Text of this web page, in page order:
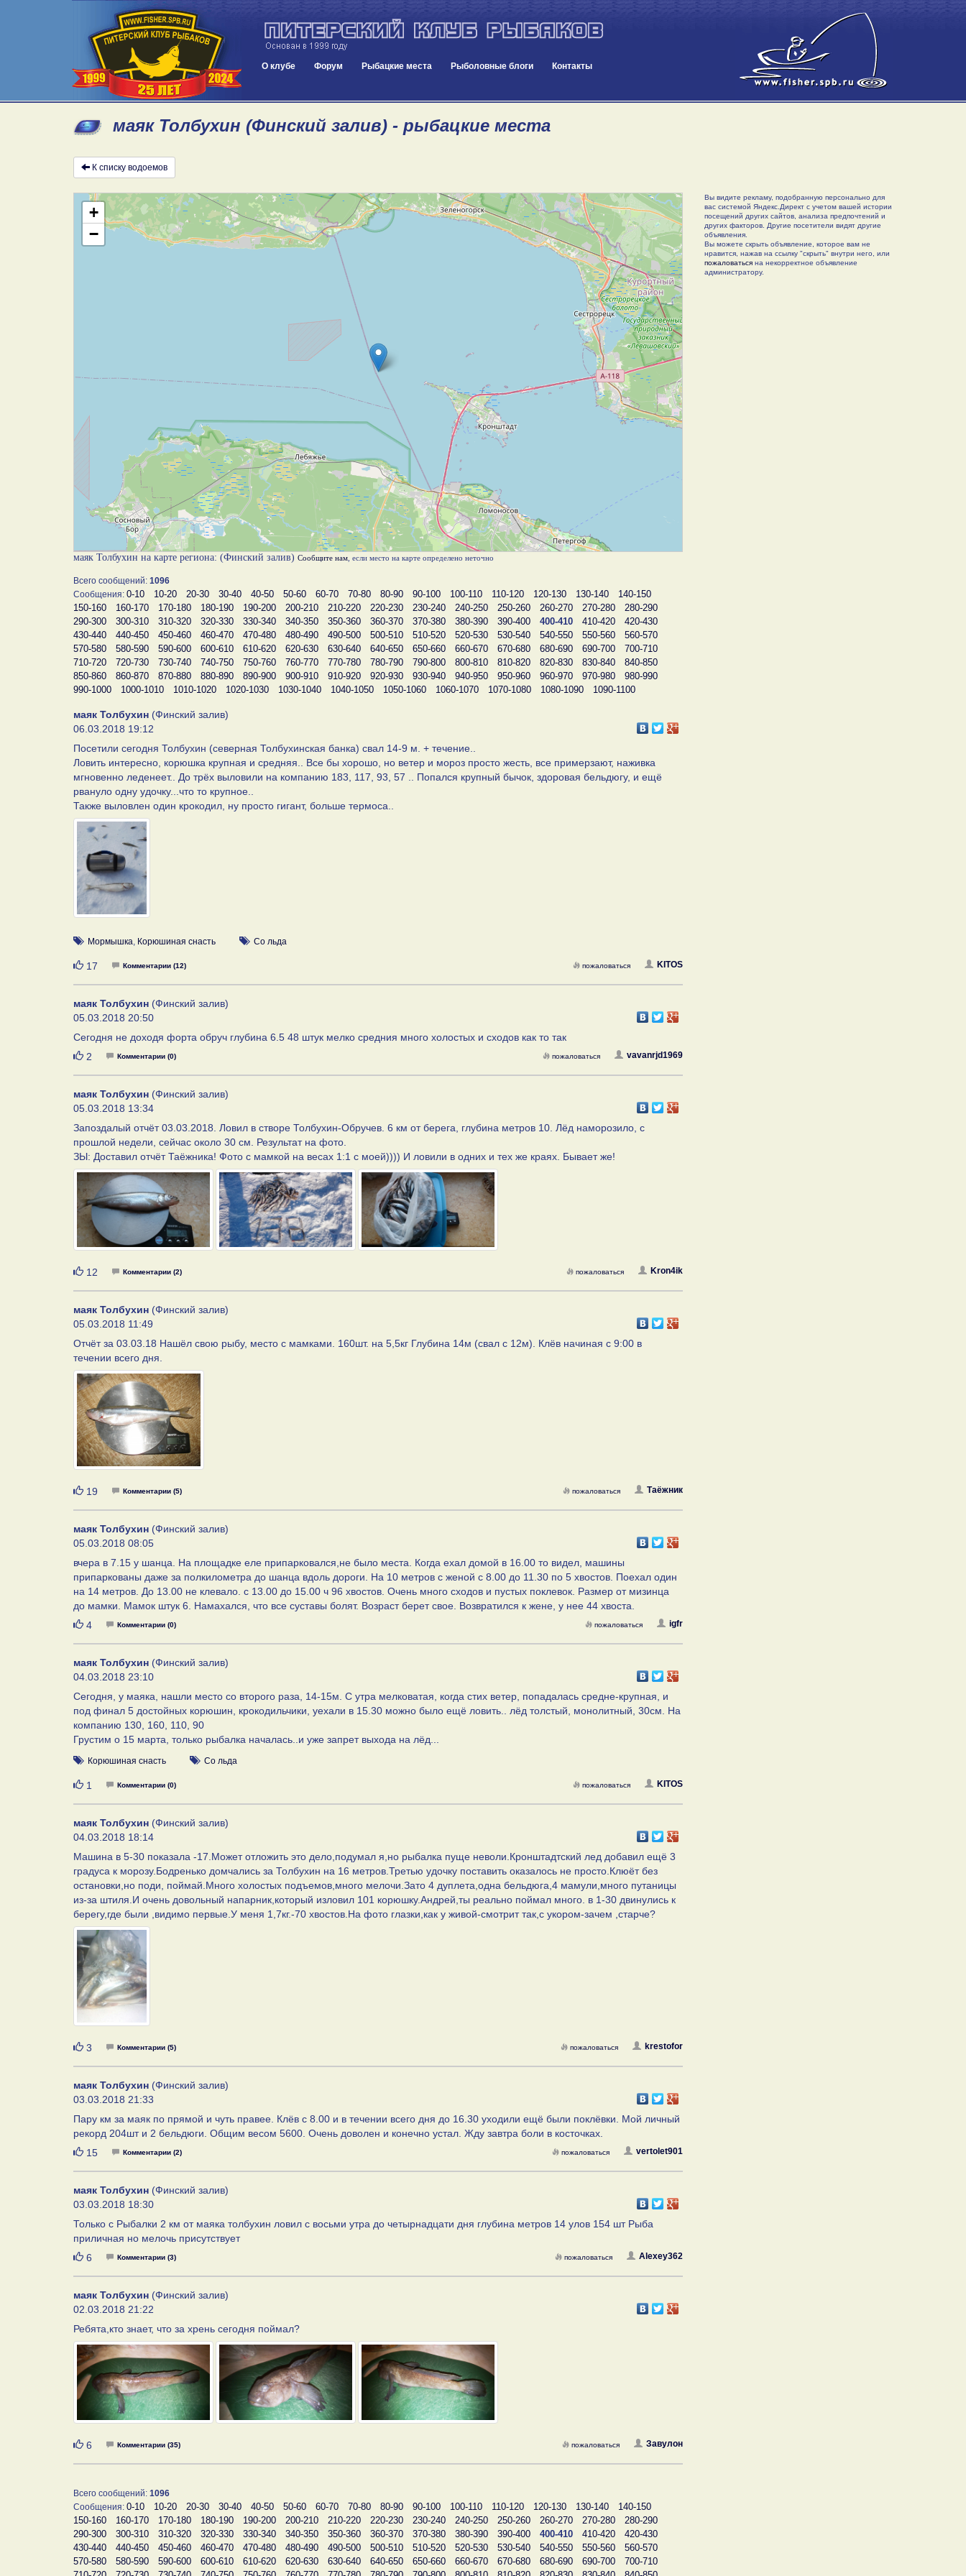
О клубе Форум Рыбацкие места Рыболовные блоги Контакты
маяк Толбухин (Финский залив) - рыбацкие места
К списку водоемов
+
−
маяк Толбухин на карте региона: (Финский залив) Сообщите нам , если место на карте определено неточно
Всего сообщений: 1096
Сообщения: 0-10 10-20 20-30 30-40 40-50 50-60 60-70 70-80 80-90 90-100 100-110 110-120 120-130 130-140
140-150
150-160
160-170 170-180 180-190 190-200 200-210 210-220 220-230 230-240 240-250 250-260 260-270 270-280
280-290
290-300
300-310 310-320 320-330 330-340 340-350 350-360 360-370 370-380 380-390 390-400 400-410 410-420
420-430
430-440
440-450 450-460 460-470 470-480 480-490 490-500 500-510 510-520 520-530 530-540 540-550 550-560
560-570
570-580
580-590 590-600 600-610 610-620 620-630 630-640 640-650 650-660 660-670 670-680 680-690 690-700
700-710
710-720
720-730 730-740 740-750 750-760 760-770 770-780 780-790 790-800 800-810 810-820 820-830 830-840
840-850
850-860
860-870 870-880 880-890 890-900 900-910 910-920 920-930 930-940 940-950 950-960 960-970 970-980
980-990
990-1000
1000-1010 1010-1020 1020-1030 1030-1040 1040-1050 1050-1060 1060-1070 1070-1080 1080-1090 1090-1100
маяк Толбухин (Финский залив)
06.03.2018 19:12
Посетили сегодня Толбухин (северная Толбухинская банка) свал 14-9 м. + течение..
Ловить интересно, корюшка крупная и средняя.. Все бы хорошо, но ветер и мороз просто жесть, все примерзают, наживка
мгновенно леденеет.. До трёх выловили на компанию 183, 117, 93, 57 .. Попался крупный бычок, здоровая бельдюгу, и ещё
рвануло одну удочку...что то крупное..
Также выловлен один крокодил, ну просто гигант, больше термоса..
Мормышка, Корюшиная снасть Со льда
Нравится
17 Комментарии (12) KITOS
пожаловаться
маяк Толбухин (Финский залив)
05.03.2018 20:50
Сегодня не доходя форта обруч глубина 6.5 48 штук мелко средния много холостых и сходов как то так
Нравится
2 Комментарии (0) vavanrjd1969
пожаловаться
маяк Толбухин (Финский залив)
05.03.2018 13:34
Запоздалый отчёт 03.03.2018. Ловил в створе Толбухин-Обручев. 6 км от берега, глубина метров 10. Лёд наморозило, с
прошлой недели, сейчас около 30 см. Результат на фото.
ЗЫ: Доставил отчёт Таёжника! Фото с мамкой на весах 1:1 с моей)))) И ловили в одних и тех же краях. Бывает же!
Нравится
12 Комментарии (2) Kron4ik
пожаловаться
маяк Толбухин (Финский залив)
05.03.2018 11:49
Отчёт за 03.03.18 Нашёл свою рыбу, место с мамками. 160шт. на 5,5кг Глубина 14м (свал с 12м). Клёв начиная с 9:00 в
течении всего дня.
Нравится
19 Комментарии (5) Таёжник
пожаловаться
маяк Толбухин (Финский залив)
05.03.2018 08:05
вчера в 7.15 у шанца. На площадке еле припарковался,не было места. Когда ехал домой в 16.00 то видел, машины
припаркованы даже за полкилометра до шанца вдоль дороги. На 10 метров с женой с 8.00 до 11.30 по 5 хвостов. Поехал один
на 14 метров. До 13.00 не клевало. с 13.00 до 15.00 ч 96 хвостов. Очень много сходов и пустых поклевок. Размер от мизинца
до мамки. Мамок штук 6. Намахался, что все суставы болят. Возраст берет свое. Возвратился к жене, у нее 44 хвоста.
Нравится
4 Комментарии (0) igfr
пожаловаться
маяк Толбухин (Финский залив)
04.03.2018 23:10
Сегодня, у маяка, нашли место со второго раза, 14-15м. С утра мелковатая, когда стих ветер, попадалась средне-крупная, и
под финал 5 достойных корюшин, крокодильчики, уехали в 15.30 можно было ещё ловить.. лёд толстый, монолитный, 30см. На
компанию 130, 160, 110, 90
Грустим о 15 марта, только рыбалка началась..и уже запрет выхода на лёд...
Корюшиная снасть Со льда
Нравится
1 Комментарии (0) KITOS
пожаловаться
маяк Толбухин (Финский залив)
04.03.2018 18:14
Машина в 5-30 показала -17.Может отложить это дело,подумал я,но рыбалка пуще неволи.Кронштадтский лед добавил ещё 3
градуса к морозу.Бодренько домчались за Толбухин на 16 метров.Третью удочку поставить оказалось не просто.Клюёт без
остановки,но поди, поймай.Много холостых подъемов,много мелочи.Зато 4 дуплета,одна бельдюга,4 мамули,много путаницы
из-за штиля.И очень довольный напарник,который изловил 101 корюшку.Андрей,ты реально поймал много. в 1-30 двинулись к
берегу,где были ,видимо первые.У меня 1,7кг.-70 хвостов.На фото глазки,как у живой-смотрит так,с укором-зачем ,старче?
Нравится
3 Комментарии (5) krestofor
пожаловаться
маяк Толбухин (Финский залив)
03.03.2018 21:33
Пару км за маяк по прямой и чуть правее. Клёв с 8.00 и в течении всего дня до 16.30 уходили ещё были поклёвки. Мой личный
рекорд 204шт и 2 бельдюги. Общим весом 5600. Очень доволен и конечно устал. Жду завтра боли в косточках.
Нравится
15 Комментарии (2) vertolet901
пожаловаться
маяк Толбухин (Финский залив)
03.03.2018 18:30
Только с Рыбалки 2 км от маяка толбухин ловил с восьми утра до четырнадцати дня глубина метров 14 улов 154 шт Рыба
приличная но мелочь присутствует
Нравится
6 Комментарии (3) Alexey362
пожаловаться
маяк Толбухин (Финский залив)
02.03.2018 21:22
Ребята,кто знает, что за хрень сегодня поймал?
Нравится
6 Комментарии (35) Завулон
пожаловаться
Всего сообщений: 1096
Сообщения: 0-10 10-20 20-30 30-40 40-50 50-60 60-70 70-80 80-90 90-100 100-110 110-120 120-130 130-140
140-150
150-160
160-170 170-180 180-190 190-200 200-210 210-220 220-230 230-240 240-250 250-260 260-270 270-280
280-290
290-300
300-310 310-320 320-330 330-340 340-350 350-360 360-370 370-380 380-390 390-400 400-410 410-420
420-430
430-440
440-450 450-460 460-470 470-480 480-490 490-500 500-510 510-520 520-530 530-540 540-550 550-560
560-570
570-580
580-590 590-600 600-610 610-620 620-630 630-640 640-650 650-660 660-670 670-680 680-690 690-700
700-710
Вы видите рекламу, подобранную персонально для
вас системой Яндекс.Директ с учетом вашей истории
посещений других сайтов, анализа предпочтений и
других факторов. Другие посетители видят другие
объявления.
Вы можете скрыть объявление, которое вам не
нравится, нажав на ссылку "скрыть" внутри него, или
пожаловатьсяна некорректное объявление
администратору.